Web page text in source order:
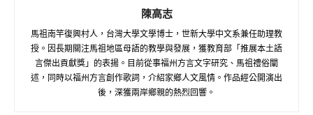
陳高志
馬祖南竿復興村人，台灣大學文學博士，世新大學中文系兼任助理教
授。因長期關注馬祖地區母語的教學與發展，獲教育部「推展本土語
言傑出貢獻獎」的表揚。目前從事福州方言文字研究、馬祖禮俗闡
述，同時以福州方言創作歌詞，介紹家鄉人文風情。作品經公開演出
後，深獲兩岸鄉親的熱烈回響。